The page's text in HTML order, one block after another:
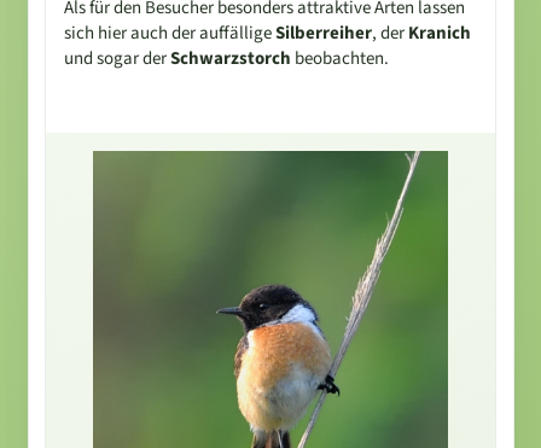
Als für den Besucher besonders attraktive Arten lassen
sich hier auch der auffälligeSilberreiher, der Kranich
und sogar derSchwarzstorch beobachten.